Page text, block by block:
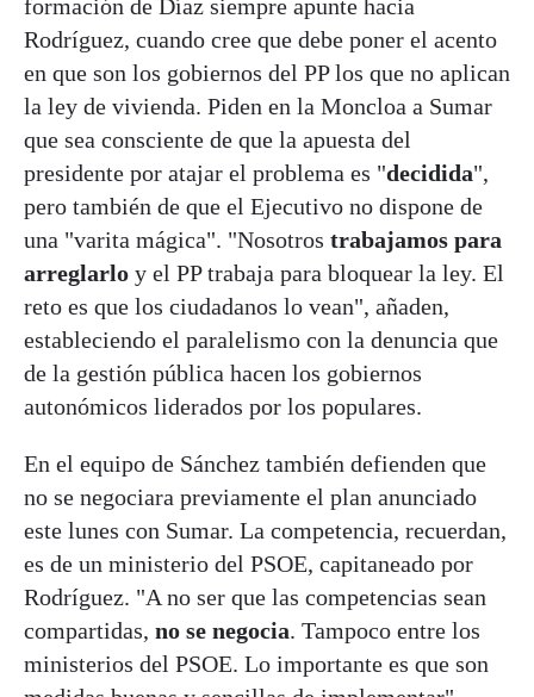
formación de Díaz siempre apunte hacia
Rodríguez, cuando cree que debe poner el acento
en que son los gobiernos del PP los que no aplican
la ley de vivienda. Piden en la Moncloa a Sumar
que sea consciente de que la apuesta del
presidente por atajar el problema es "decidida",
pero también de que el Ejecutivo no dispone de
una "varita mágica". "Nosotros trabajamos para
arreglarlo y el PP trabaja para bloquear la ley. El
reto es que los ciudadanos lo vean", añaden,
estableciendo el paralelismo con la denuncia que
de la gestión pública hacen los gobiernos
autonómicos liderados por los populares.
En el equipo de Sánchez también defienden que
no se negociara previamente el plan anunciado
este lunes con Sumar. La competencia, recuerdan,
es de un ministerio del PSOE, capitaneado por
Rodríguez. "A no ser que las competencias sean
compartidas, no se negocia. Tampoco entre los
ministerios del PSOE. Lo importante es que son